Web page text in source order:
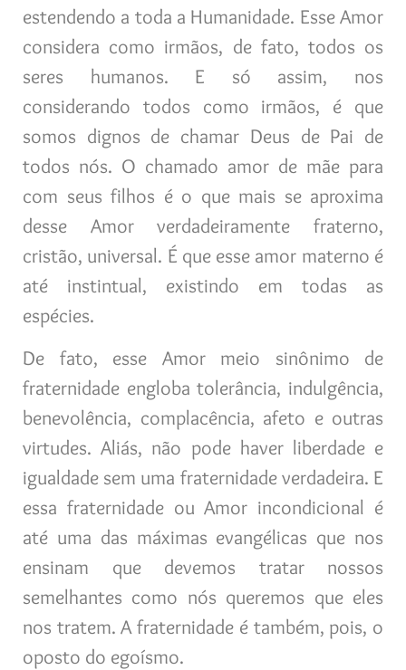
estendendo a toda a Humanidade. Esse Amor
considera como irmãos, de fato, todos os
seres humanos. E só assim, nos
considerando todos como irmãos, é que
somos dignos de chamar Deus de Pai de
todos nós. O chamado amor de mãe para
com seus filhos é o que mais se aproxima
desse Amor verdadeiramente fraterno,
cristão, universal. É que esse amor materno é
até instintual, existindo em todas as
espécies.
De fato, esse Amor meio sinônimo de
fraternidade engloba tolerância, indulgência,
benevolência, complacência, afeto e outras
virtudes. Aliás, não pode haver liberdade e
igualdade sem uma fraternidade verdadeira. E
essa fraternidade ou Amor incondicional é
até uma das máximas evangélicas que nos
ensinam que devemos tratar nossos
semelhantes como nós queremos que eles
nos tratem. A fraternidade é também, pois, o
oposto do egoísmo.